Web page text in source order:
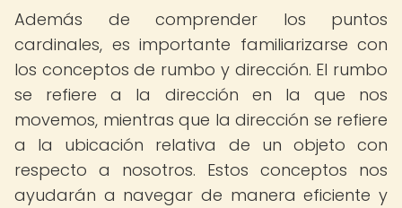
Además de comprender los puntos
cardinales, es importante familiarizarse con
los conceptos de rumbo y dirección. El rumbo
se refiere a la dirección en la que nos
movemos, mientras que la dirección se refiere
a la ubicación relativa de un objeto con
respecto a nosotros. Estos conceptos nos
ayudarán a navegar de manera eficiente y